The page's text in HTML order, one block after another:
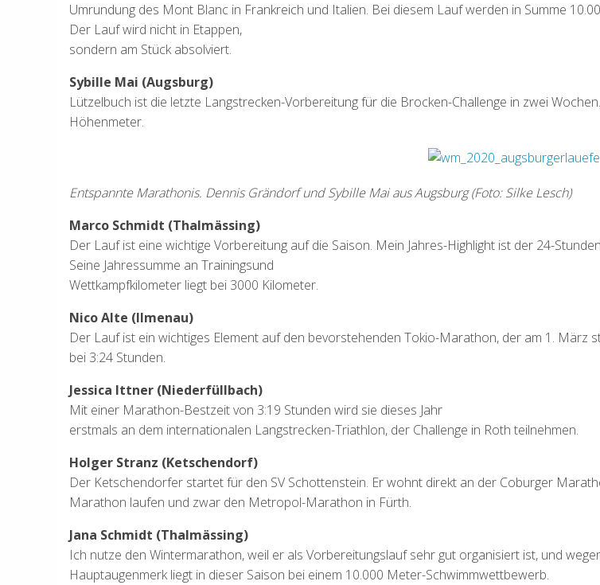
Umrundung des Mont Blanc in Frankreich und Italien. Bei diesem Lauf werden in Summe
Der Lauf wird nicht in Etappen,
sondern am Stück absolviert.
Sybille Mai (Augsburg)
Lützelbuch ist die letzte Langstrecken-Vorbereitung für die Brocken-Challenge in zwei
Höhenmeter.
Entspannte Marathonis. Dennis Grändorf und Sybille Mai aus Augsburg (Foto: Silke Lesch)
Marco Schmidt (Thalmässing)
Der Lauf ist eine wichtige Vorbereitung auf die Saison. Mein Jahres-Highlight ist der 24-
Seine Jahressumme an Trainingsund
Wettkampfkilometer liegt bei 3000 Kilometer.
Nico Alte (Ilmenau)
Der Lauf ist ein wichtiges Element auf den bevorstehenden Tokio-Marathon, der am 1. März
bei 3:24 Stunden.
Jessica Ittner (Niederfüllbach)
Mit einer Marathon-Bestzeit von 3:19 Stunden wird sie dieses Jahr
erstmals an dem internationalen Langstrecken-Triathlon, der Challenge in Roth teilnehmen.
Holger Stranz (Ketschendorf)
Der Ketschendorfer startet für den SV Schottenstein. Er wohnt direkt an der Coburger
Marathon laufen und zwar den Metropol-Marathon in Fürth.
Jana Schmidt (Thalmässing)
Ich nutze den Wintermarathon, weil er als Vorbereitungslauf sehr gut organisiert ist, und
Hauptaugenmerk liegt in dieser Saison bei einem 10.000 Meter-Schwimmwettbewerb.